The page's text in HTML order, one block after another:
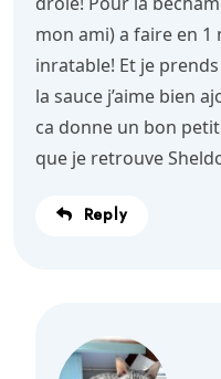
mon ami) a faire en
inratable! Et je
la sauce j’aime bien
ca donne un bon
que je retrouve
Reply